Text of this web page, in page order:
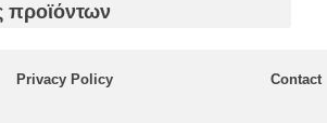
προϊόντων
Privacy Policy Contact